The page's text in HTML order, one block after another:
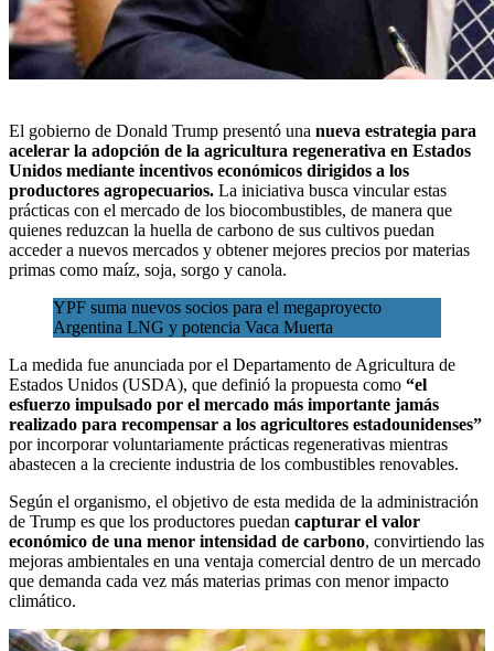
El gobierno de Donald Trump presentó una nueva estrategia para
acelerar la adopción de la agricultura regenerativa en Estados
Unidos mediante incentivos económicos dirigidos a los
productores agropecuarios. La iniciativa busca vincular estas
prácticas con el mercado de los biocombustibles, de manera que
quienes reduzcan la huella de carbono de sus cultivos puedan
acceder a nuevos mercados y obtener mejores precios por materias
primas como maíz, soja, sorgo y canola.
YPF suma nuevos socios para el megaproyecto
Argentina LNG y potencia Vaca Muerta
La medida fue anunciada por el Departamento de Agricultura de
Estados Unidos (USDA), que definió la propuesta como “el
esfuerzo impulsado por el mercado más importante jamás
realizado para recompensar a los agricultores estadounidenses”
por incorporar voluntariamente prácticas regenerativas mientras
abastecen a la creciente industria de los combustibles renovables.
Según el organismo, el objetivo de esta medida de la administración
de Trump es que los productores puedan capturar el valor
económico de una menor intensidad de carbono, convirtiendo las
mejoras ambientales en una ventaja comercial dentro de un mercado
que demanda cada vez más materias primas con menor impacto
climático.